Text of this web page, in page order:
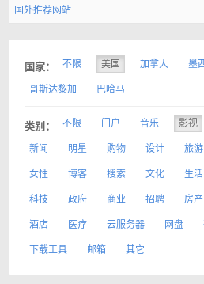
国外推荐网站
国家： 不限 美国 加拿大 墨
哥斯达黎加
巴哈马
类别： 不限 门户 音乐 影视
新闻
明星 购物 设计 旅游
女性
博客 搜索 文化 生活
科技
政府 商业 招聘 房产
酒店
医疗 云服务器 网盘
下载工具
邮箱 其它